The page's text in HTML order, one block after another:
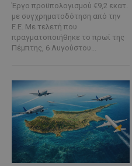
Έργο προϋπολογισμού €9,2 εκατ.
με συγχρηματοδότηση από την
Ε.Ε. Με τελετή που
πραγματοποιήθηκε το πρωί της
Πέμπτης, 6 Αυγούστου...